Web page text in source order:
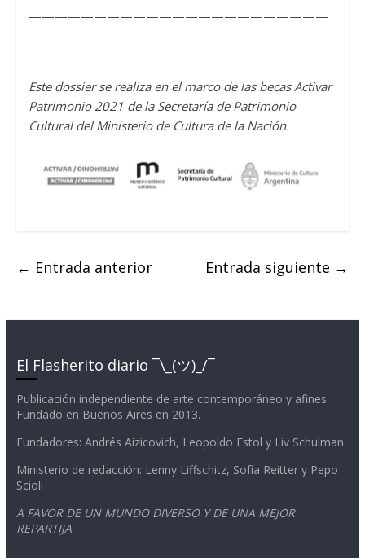
———————————————————————
———————————————
Este dossier se realiza en el marco de las becas Activar
Patrimonio 2021 de la Secretaría de Patrimonio
Cultural del Ministerio de Cultura de la Nación.
← Entrada anterior Entrada siguiente →
El Flasherito diario ¯\_(ツ)_/¯
Publicación independiente de arte contemporáneo y afines.
Fundado en Buenos Aires en 2013.
Fundadores: Andrés Aizicovich, Leopoldo Estol y Liv Schulman
Ministerio de redacción: Lenny Liffschitz, Sofía Reitter y Pepo
Scioli
A FAVOR DE UN MUNDO DIVERSO Y DE UNA MEJOR
REPARTIJA